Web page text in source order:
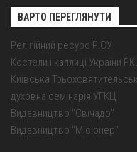
ВАРТО ПЕРЕГЛЯНУТИ
Релігійний ресурс РІСУ
Костели і каплиці України
Київська
духовна семінарія УГКЦ
Видавництво "Свічадо"
Видавництво "Місіонер"